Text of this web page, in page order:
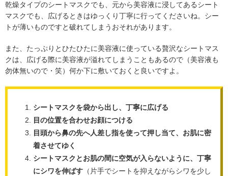
乾燥タイプのシートマスクでも、元から美容液に浸してあるシート
マスクでも、広げるときはゆっくり丁寧に行ってくださいね。シー
トが薄いものですと破れてしまうおそれがあります。
また、たっぷりとひたひたに美容液に使っている贅沢なシートマス
クは、広げる際に美容液が溢れてしまうこともあるので（美容液も
勿体無いので・笑）何か下に敷いておくと良いですよ。
シートマスクを袋から出し、丁寧に広げる
目の位置を合わせお顔につける
目頭から鼻の先へ人差し指を使って押し当て、お肌に密
着させてゆく
シートマスクとお肌の間に空気が入らないように、丁寧
にシワを伸ばす （片手でシートを抑えながらシワを少し